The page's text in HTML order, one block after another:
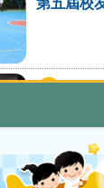
第五屆校
幼童軍參